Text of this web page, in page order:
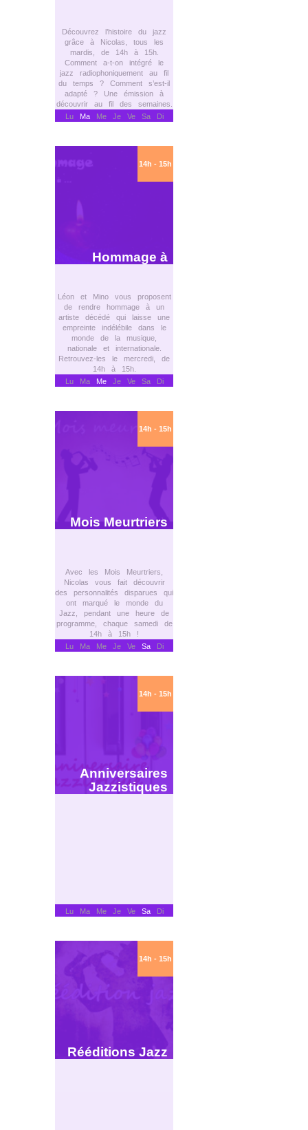
Découvrez l’histoire du jazz
grâce à Nicolas, tous les
mardis, de 14h à 15h.
Comment a-t-on intégré le
jazz radiophoniquement au fil
du temps ? Comment s’est-il
adapté ? Une émission à
découvrir au fil des semaines.
Lu
MaMe Je Ve Sa Di
14h - 15h
Hommage à
Léon et Mino vous proposent
de rendre hommage à un
artiste décédé qui laisse une
empreinte indélébile dans le
monde de la musique,
nationale et internationale.
Retrouvez-les le mercredi, de
14h à 15h.
Lu Ma
MeJe Ve Sa Di
14h - 15h
Mois Meurtriers
Avec les Mois Meurtriers,
Nicolas vous fait découvrir
des personnalités disparues qui
ont marqué le monde du
Jazz, pendant une heure de
programme, chaque samedi de
14h à 15h !
Lu Ma Me Je Ve SaDi
14h - 15h
Anniversaires
Jazzistiques
Lu Ma Me Je Ve SaDi
14h - 15h
Rééditions Jazz